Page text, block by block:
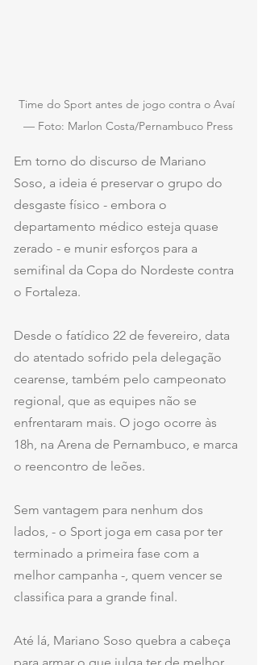
Time do Sport antes de jogo contra o Avaí
— Foto: Marlon Costa/Pernambuco Press
Em torno do discurso de Mariano
Soso, a ideia é preservar o grupo do
desgaste físico - embora o
departamento médico esteja quase
zerado - e munir esforços para a
semifinal da Copa do Nordeste contra
o Fortaleza.
Desde o fatídico 22 de fevereiro, data
do atentado sofrido pela delegação
cearense, também pelo campeonato
regional, que as equipes não se
enfrentaram mais. O jogo ocorre às
18h, na Arena de Pernambuco, e marca
o reencontro de leões.
Sem vantagem para nenhum dos
lados, - o Sport joga em casa por ter
terminado a primeira fase com a
melhor campanha -, quem vencer se
classifica para a grande final.
Até lá, Mariano Soso quebra a cabeça
para armar o que julga ter de melhor